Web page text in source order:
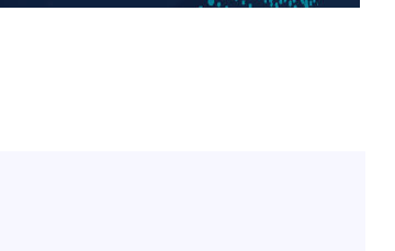
'서준맘' 박세미, 연하 남